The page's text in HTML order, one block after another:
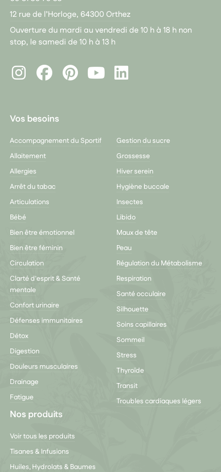
12 rue de l’Horloge, 64300 Orthez
Ouverture du mardi au vendredi de 10 h à 18 h non
stop, le samedi de 10 h à 13 h
InstagramFacebookPinterest
LinkedIn
Vos besoins
Accompagnement du Sportif
Allaitement
Allergies
Arrêt du tabac
Articulations
Bébé
Bien être émotionnel
Bien être féminin
Circulation
Clarté d'esprit & Santé
mentale
Confort urinaire
Défenses immunitaires
Détox
Digestion
Douleurs musculaires
Drainage
Fatigue
Gestion du sucre
Grossesse
Hiver serein
Hygiène buccale
Insectes
Libido
Maux de tête
Peau
Régulation du Métabolisme
Respiration
Santé occulaire
Silhouette
Soins capillaires
Sommeil
Stress
Thyroïde
Transit
Troubles cardiaques légers
Nos produits
Voir tous les produits
Tisanes & Infusions
Huiles, Hydrolats & Baumes